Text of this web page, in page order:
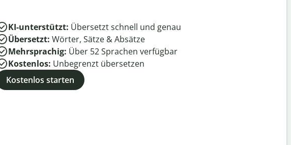
KI-unterstützt: Übersetzt schnell und genau
Übersetzt: Wörter, Sätze & Absätze
Mehrsprachig: Über 52Sprachen verfügbar
Kostenlos: Unbegrenzt übersetzen
Kostenlos starten